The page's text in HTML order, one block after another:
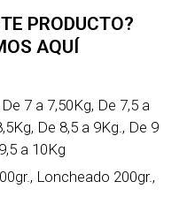
PRODUCTO?
AQUÍ
7 a 7,50Kg, De 7,5 a
De 8,5 a 9Kg., De 9
a 10Kg
Loncheado 200gr.,